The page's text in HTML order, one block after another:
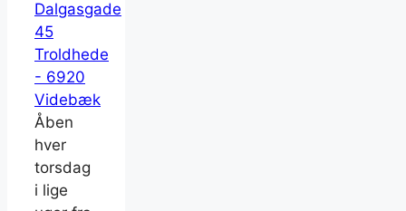
Dalgasgade
45
Troldhede
- 6920
Videbæk
Åben
hver
torsdag
i lige